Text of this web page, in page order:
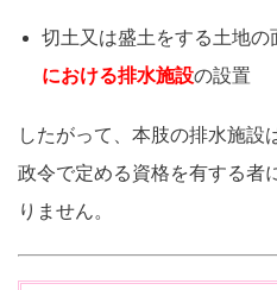
切土又は盛土をする土地の
における排水施設の設置
したがって、本肢の排水施設
政令で定める資格を有する者
りません。